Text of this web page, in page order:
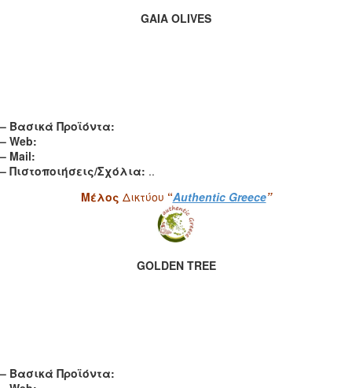
GAIA OLIVES
– Βασικά Προϊόντα:
– Web:
– Mail:
– Πιστοποιήσεις/Σχόλια: ..
Μέλος Δικτύου “Authentic Greece”
GOLDEN TREE
– Βασικά Προϊόντα: